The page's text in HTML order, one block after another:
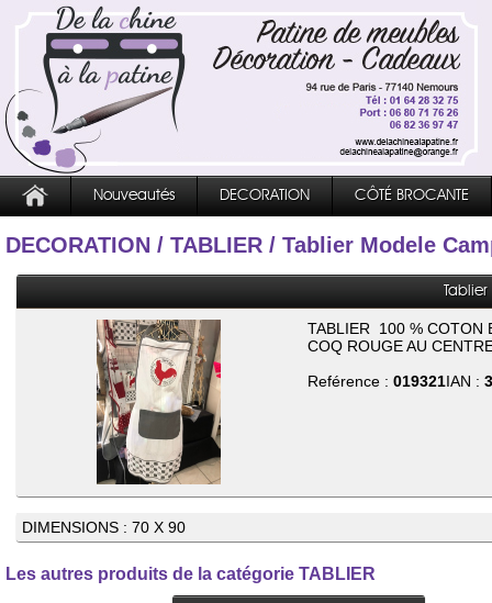
Nouveautés DECORATION CÔTÉ BROCANTE
DECORATION / TABLIER / Tablier Modele
TABLIER 100 % COTON
COQ ROUGE AU
Reférence : 019321IAN :
DIMENSIONS : 70 X 90
Les autres produits de la catégorie TABLIER